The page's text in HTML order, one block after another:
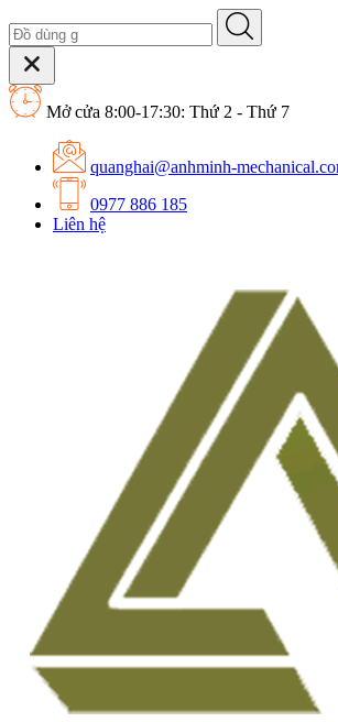
Mở cửa 8:00-17:30: Thứ 2 - Thứ 7
quanghai@anhminh-
0977 886 185
Liên hệ